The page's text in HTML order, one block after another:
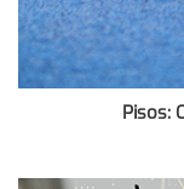
Pisos: